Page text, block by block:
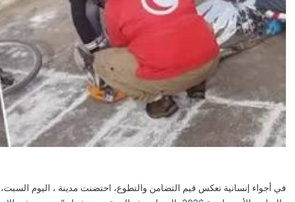
في أجواء إنسانية تعكس قيم التضامن والتطوع، احتضنت مدينة ، اليوم السبت،